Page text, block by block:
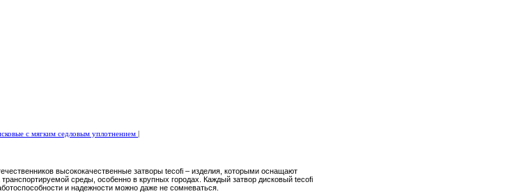
с мягким седловым уплотнением |
высококачественные затворы tecofi – изделия, которыми оснащают
среды, особенно в крупных городах. Каждый затвор дисковый tecofi
и надежности можно даже не сомневаться.